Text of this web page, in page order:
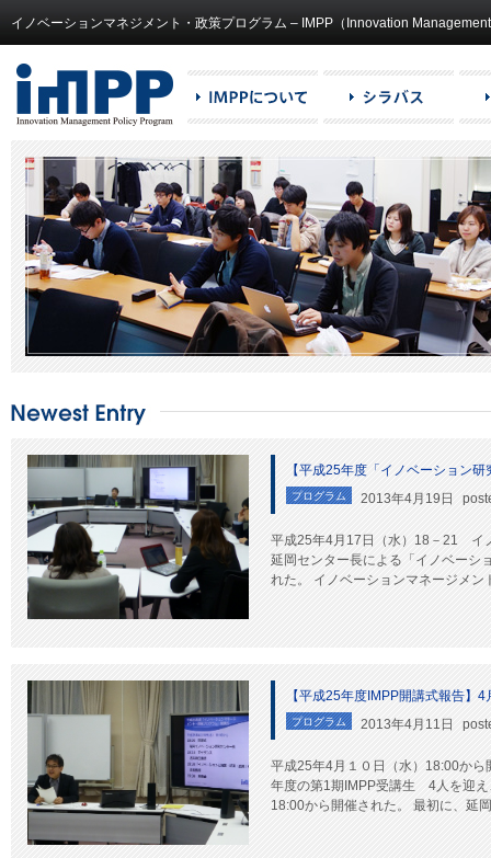
イノベーションマネジメント・政策プログラム – IMPP（Innovation
【平成25年度「イノベーション
プログラム 2013年4月19日
平成25年4月17日（水）18－21 イ
延岡センター長による「イノベーシ
れた。 イノベーションマネージメ
【平成25年度IMPP開講式報告】4
プログラム 2013年4月11日
平成25年4月１０日（水）18:00か
年度の第1期IMPP受講生 4人を迎
18:00から開催された。 最初に、延